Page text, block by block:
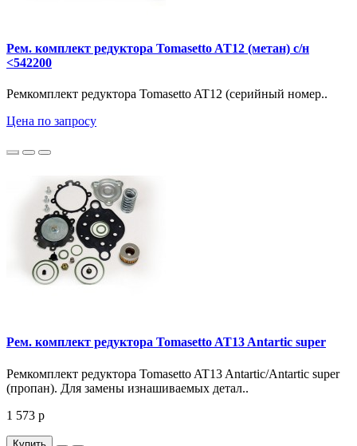
Рем. комплект редуктора Tomasetto AT12 (метан) с/н
<542200
Ремкомплект редуктора Tomasetto AT12 (серийный номер..
Цена по запросу
Рем. комплект редуктора Tomasetto AT13 Antartic super
Ремкомплект редуктора Tomasetto AT13 Antartic/Antartic super
(пропан). Для замены изнашиваемых детал..
1 573 р